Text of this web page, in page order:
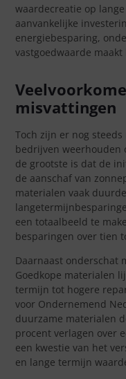
waardecreatie op
aanvankelijke
energiebesparing,
vastgoedwaarde
misvattingen
Toch zijn er nog
bedrijven weerhouden
de grootste is dat de
de aanschaf van
materialen vaak
een totaalbeeld te
besparingen over tien
Daarnaast onderschat
Goedkope materialen
termijn tot hogere
voor Ondernemend
duurzame materialen
procent verlagen over
een kwestie van het
en lange termijn